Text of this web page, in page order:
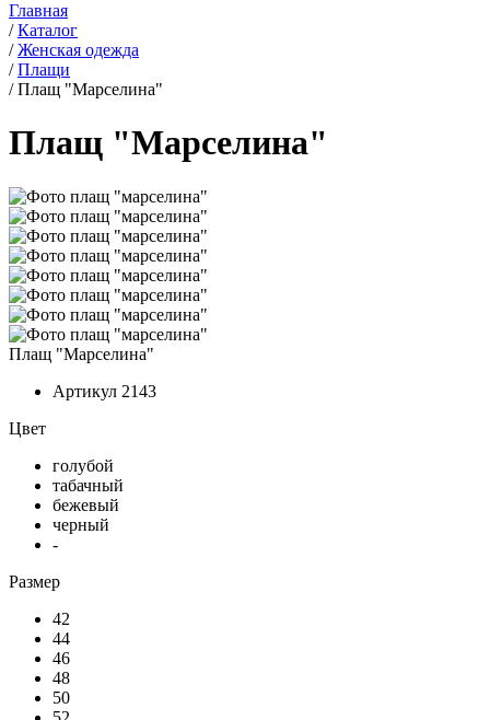
Главная
/ Каталог
/ Женская одежда
/ Плащи
/ Плащ "Марселина"
Плащ "Марселина"
Плащ "Марселина"
Артикул 2143
Цвет
голубой
табачный
бежевый
черный
-
Размер
42
44
46
48
50